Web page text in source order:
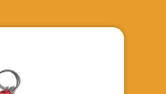
VER DETALHES